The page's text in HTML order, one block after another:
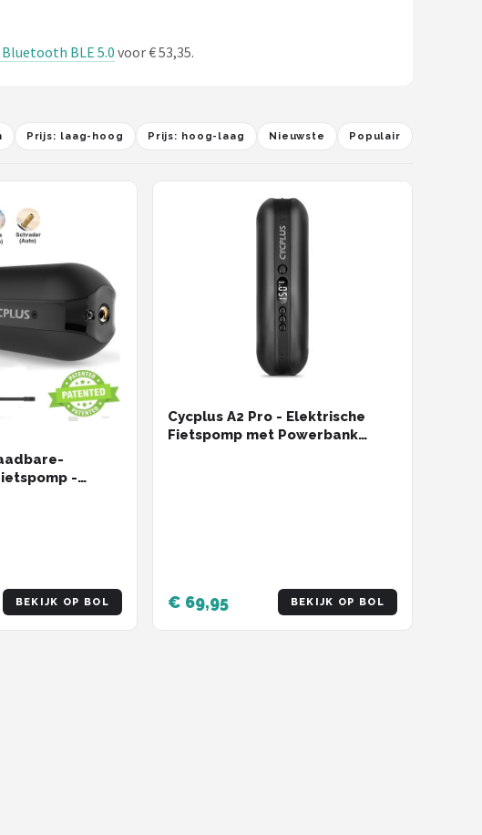
BLE 5.0 voor € 53,35.
Prijs: laag-hoog Prijs: hoog-laag Nieuwste Populair
-
BEKIJK OP BOL
Cycplus A2 Pro - Elektrische
Fietspomp met Powerbank
€ 69,95 BEKIJK OP BOL